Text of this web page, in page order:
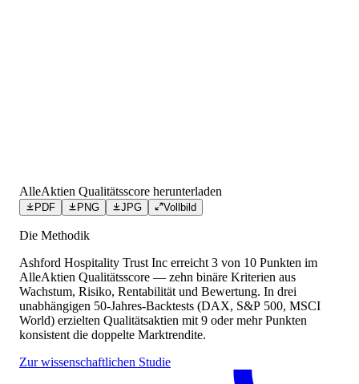
AlleAktien Qualitätsscore herunterladen
PDF PNG JPG Vollbild
Die Methodik
Ashford Hospitality Trust Inc erreicht 3 von 10 Punkten im
AlleAktien Qualitätsscore — zehn binäre Kriterien aus
Wachstum, Risiko, Rentabilität und Bewertung. In drei
unabhängigen 50-Jahres-Backtests (DAX, S&P 500, MSCI
World) erzielten Qualitätsaktien mit 9 oder mehr Punkten
konsistent die doppelte Marktrendite.
Zur wissenschaftlichen Studie